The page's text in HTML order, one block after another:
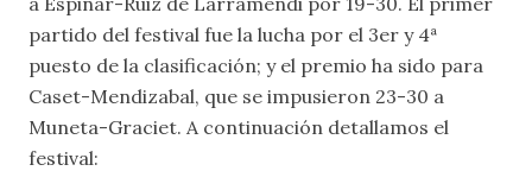
partido del festival fue la lucha por el 3er y 4ª
puesto de la clasificación; y el premio ha sido para
Caset-Mendizabal, que se impusieron 23-30 a
Muneta-Graciet. A continuación detallamos el
festival: